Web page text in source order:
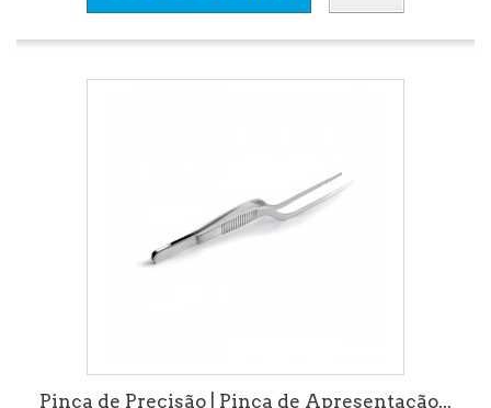
Pinça de Precisão | Pinça de Apresentação...